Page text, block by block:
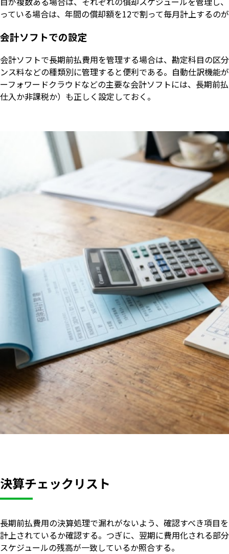
っている場合は、年間の償却額を12で割って毎月計上するの
会計ソフトでの設定
会計ソフトで長期前払費用を管理する場合は、勘定科目の区
ンス料などの種類別に管理すると便利である。自動仕訳機
ーフォワードクラウドなどの主要な会計ソフトには、長期前
仕入か非課税か）も正しく設定しておく。
決算チェックリスト
長期前払費用の決算処理で漏れがないよう、確認すべき項目
計上されているか確認する。つぎに、翌期に費用化される部
スケジュールの残高が一致しているか照合する。